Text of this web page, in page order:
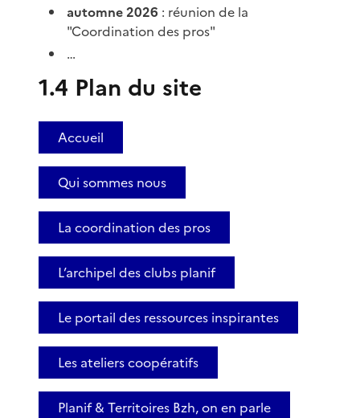
automne 2026 : réunion de la
"Coordination des pros"
…
1.4 Plan du site
Accueil
Qui sommes nous
La coordination des pros
L’archipel des clubs planif
Le portail des ressources inspirantes
Les ateliers coopératifs
Planif & Territoires Bzh, on en parle